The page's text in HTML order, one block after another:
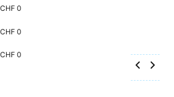
CHF 0
CHF 0
CHF 0